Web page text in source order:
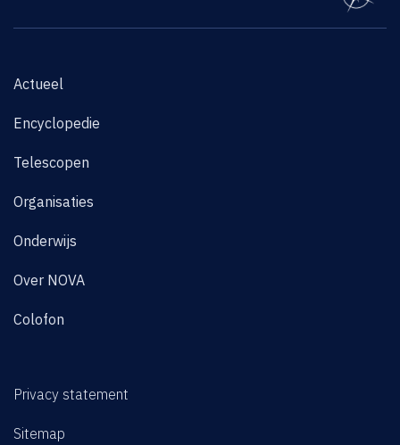
Actueel
Encyclopedie
Telescopen
Organisaties
Onderwijs
Over NOVA
Colofon
Privacy statement
Sitemap